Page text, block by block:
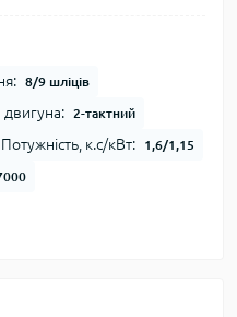
8/9 шліців
двигуна: 2-тактний
Потужність, к.с/кВт: 1,6/1,15